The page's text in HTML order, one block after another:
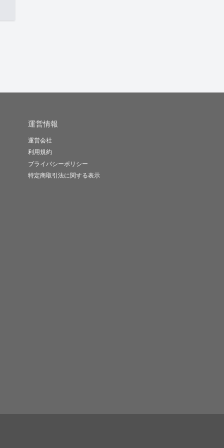
運営情報
運営会社
利用規約
プライバシーポリシー
特定商取引法に関する表示